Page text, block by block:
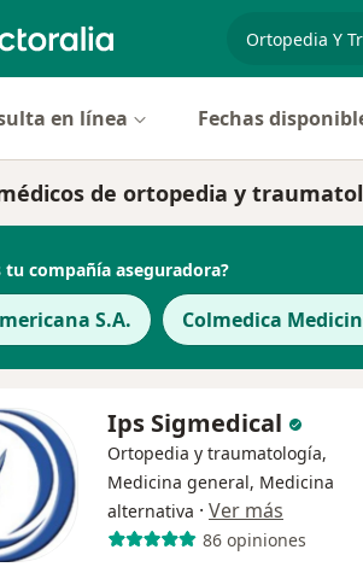
en línea Fechas
de ortopedia y
tu compañía aseguradora?
S.A. Colmedica
Ips Sigmedical
Ortopedia y traumatología,
Medicina general, Medicina
alternativa · Ver más
86 opiniones